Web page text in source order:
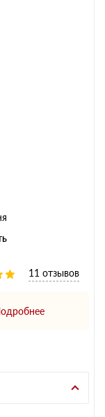
11 отзывов